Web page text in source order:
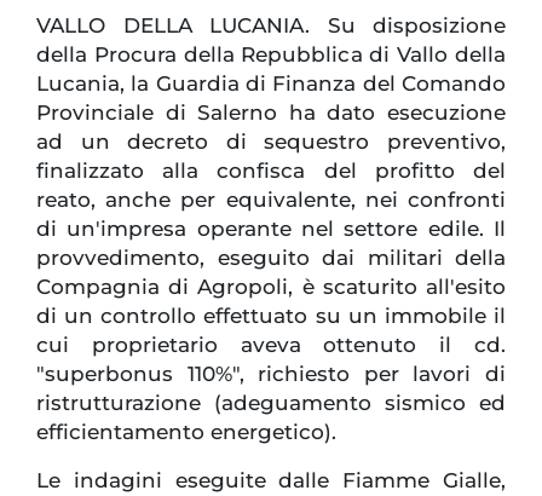
VALLO DELLA LUCANIA. Su disposizione
della Procura della Repubblica di Vallo della
Lucania, la Guardia di Finanza del Comando
Provinciale di Salerno ha dato esecuzione
ad un decreto di sequestro preventivo,
finalizzato alla confisca del profitto del
reato, anche per equivalente, nei confronti
di un'impresa operante nel settore edile. Il
provvedimento, eseguito dai militari della
Compagnia di Agropoli, è scaturito all'esito
di un controllo effettuato su un immobile il
cui proprietario aveva ottenuto il cd.
"superbonus 110%", richiesto per lavori di
ristrutturazione (adeguamento sismico ed
efficientamento energetico).
Le indagini eseguite dalle Fiamme Gialle,